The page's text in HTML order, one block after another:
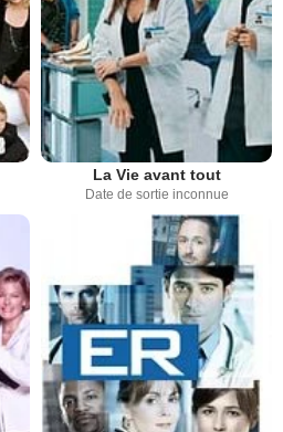
La Vie avant tout
Date de sortie inconnue